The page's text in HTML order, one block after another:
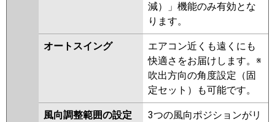
減）」機能のみ有効とな
ります。
オートスイング
エアコン近くも遠くにも
快適さをお届けします。※
吹出方向の角度設定（固
定セット）も可能です。
風向調整範囲の設定
3つの風向ポジションがリ